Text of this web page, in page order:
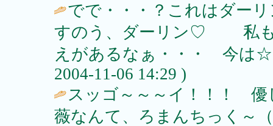
でで・・・？これはダー
すのう、ダーリン♡ 私も
えがあるなぁ・・・ 今は
2004-11-06 14:29 )
スッゴ～～～イ！！！
薇なんて、ろまんちっく